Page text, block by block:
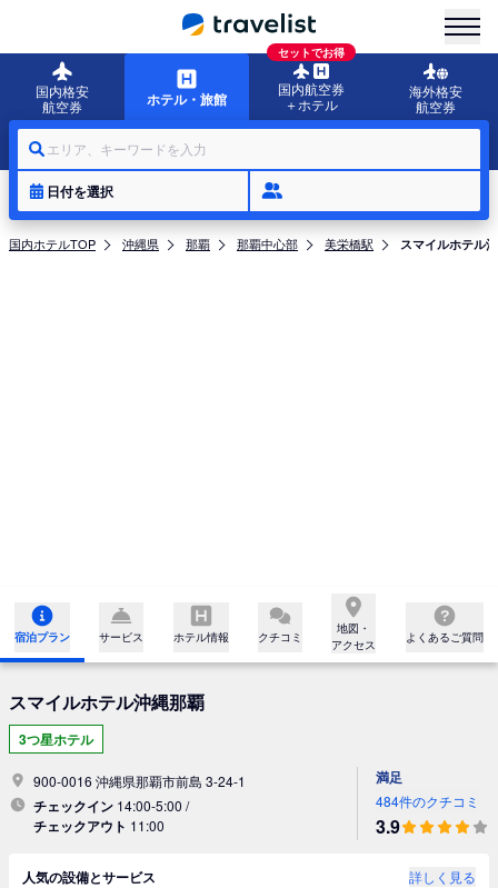
国内格安
航空券
ホテル・旅館
セットでお得
国内航空券
＋ホテル
海外格安
航空券
エリア、キーワードを入力
日付を選択
国内ホテルTOP 沖縄県 那覇 那覇中心部 美栄橋駅 スマイルホテル
宿泊プラン サービス ホテル情報 クチコミ
地図・
アクセス
よくあるご質問
スマイルホテル沖縄那覇
3つ星ホテル
900-0016 沖縄県那覇市前島 3-24-1
チェックイン 14:00-5:00 /
チェックアウト 11:00
満足
484件のクチコミ
3.9
人気の設備とサービス
詳しく見る